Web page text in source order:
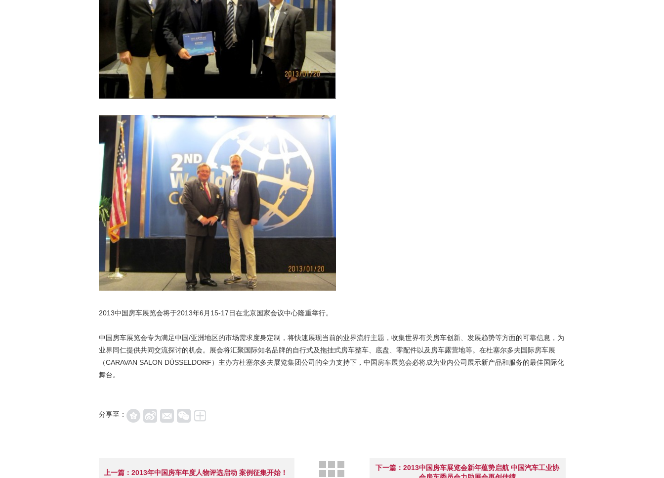
2013中国房车展览会将于2013年6月15-17日在北京国家会议中心隆重举行。
中国房车展览会专为满足中国/亚洲地区的市场需求度身定制，将快速展现当前的业界流行主题，收集世界有关房车创新、发展趋势等方面的可靠信息，为
业界同仁提供共同交流探讨的机会。展会将汇聚国际知名品牌的自行式及拖挂式房车整车、底盘、零配件以及房车露营地等。在杜塞尔多夫国际房车展
（CARAVAN SALON DÜSSELDORF）主办方杜塞尔多夫展览集团公司的全力支持下，中国房车展览会必将成为业内公司展示新产品和服务的最佳国际化
舞台。
分享至：
上一篇：2013年中国房车年度人物评选启动 案例征集开始！
下一篇：2013中国房车展览会新年蕴势启航 中国汽车工业协